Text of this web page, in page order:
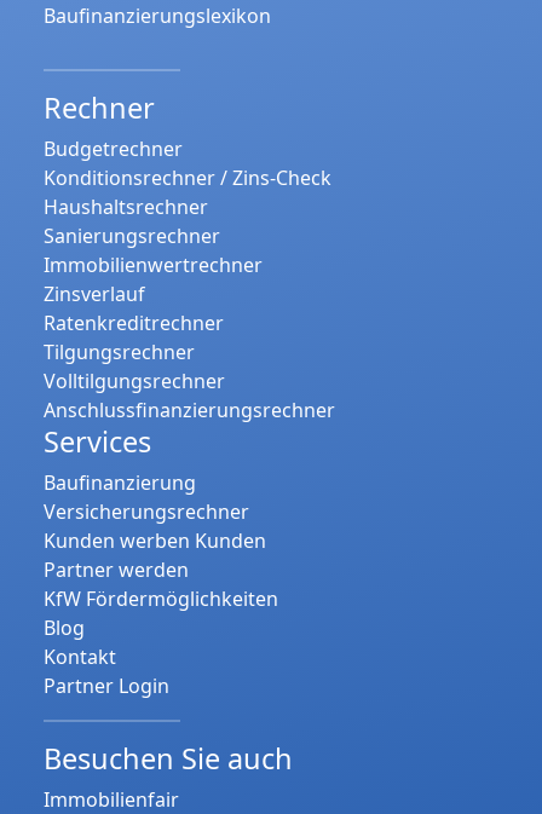
Baufinanzierungslexikon
Rechner
Budgetrechner
Konditionsrechner / Zins-Check
Haushaltsrechner
Sanierungsrechner
Immobilienwertrechner
Zinsverlauf
Ratenkreditrechner
Tilgungsrechner
Volltilgungsrechner
Anschlussfinanzierungsrechner
Services
Baufinanzierung
Versicherungsrechner
Kunden werben Kunden
Partner werden
KfW Fördermöglichkeiten
Blog
Kontakt
Partner Login
Besuchen Sie auch
Immobilienfair